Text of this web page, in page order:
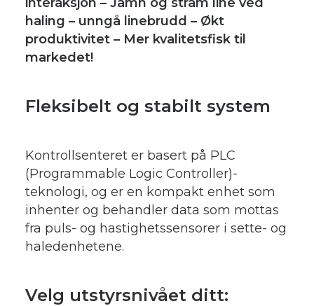
haling – unngå linebrudd – Økt
produktivitet – Mer kvalitetsfisk til
markedet!
Fleksibelt og stabilt system
Kontrollsenteret er basert på PLC
(Programmable Logic Controller)-
teknologi, og er en kompakt enhet som
inhenter og behandler data som mottas
fra puls- og hastighetssensorer i sette- og
haledenhetene.
Velg utstyrsnivået ditt: